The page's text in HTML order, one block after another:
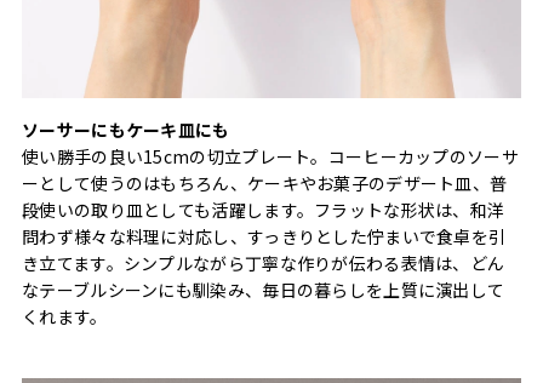
ソーサーにもケーキ皿にも
使い勝手の良い15cmの切立プレート。コーヒーカップのソーサ
ーとして使うのはもちろん、ケーキやお菓子のデザート皿、普
段使いの取り皿としても活躍します。フラットな形状は、和洋
問わず様々な料理に対応し、すっきりとした佇まいで食卓を引
き立てます。シンプルながら丁寧な作りが伝わる表情は、どん
なテーブルシーンにも馴染み、毎日の暮らしを上質に演出して
くれます。